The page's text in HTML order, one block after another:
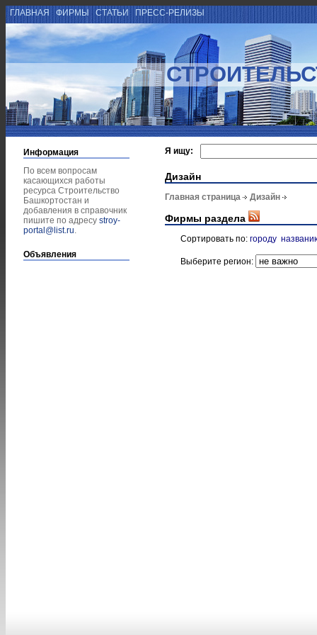
ГЛАВНАЯ ФИРМЫ СТАТЬИ ПРЕСС-РЕЛИЗЫ
Информация
По всем вопросам
касающихся работы
ресурса Строительство
Башкортостан и
добавления в справочник
пишите по адресу stroy-
portal@list.ru.
Объявления
Я ищу:
Дизайн
Главная страница Дизайн
Фирмы раздела
Сортировать по: городу
Выберите регион: